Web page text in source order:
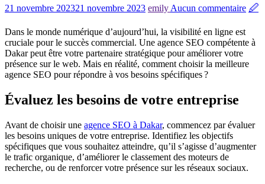
21 novembre 202321 novembre 2023 emily Aucun commentaire 🖉
Dans le monde numérique d’aujourd’hui, la visibilité en ligne est
cruciale pour le succès commercial. Une agence SEO compétente à
Dakar peut être votre partenaire stratégique pour améliorer votre
présence sur le web. Mais en réalité, comment choisir la meilleure
agence SEO pour répondre à vos besoins spécifiques ?
Évaluez les besoins de votre entreprise
Avant de choisir une agence SEO à Dakar, commencez par évaluer
les besoins uniques de votre entreprise. Identifiez les objectifs
spécifiques que vous souhaitez atteindre, qu’il s’agisse d’augmenter
le trafic organique, d’améliorer le classement des moteurs de
recherche, ou de renforcer votre présence sur les réseaux sociaux.